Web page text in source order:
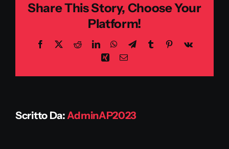
Share This Story, Choose Your
Platform!
Facebook RedditLinkedInWhatsApp
TelegramTumblr Pinterest
Vk
XingEmail
Scritto Da:AdminAP2023